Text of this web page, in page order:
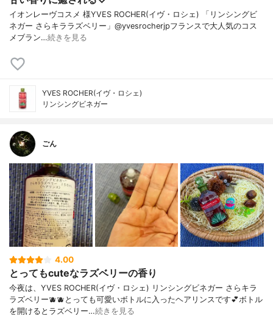
イオンレーヴコスメ 様YVES ROCHER(イヴ・ロシェ) 「リンシングビ
ネガー さらキララズベリー」@yvesrocherjpフランスで大人気のコス
メブラン…続きを見る
YVES ROCHER(イヴ・ロシェ)
リンシングビネガー
ごん
4.00
とってもcuteなラズベリーの香り
今夜は、YVES ROCHER(イヴ・ロシェ) リンシングビネガー さらキラ
ラズベリー🫐🫐とっても可愛いボトルに入ったヘアリンスです💕ボトル
を開けるとラズベリー…続きを見る